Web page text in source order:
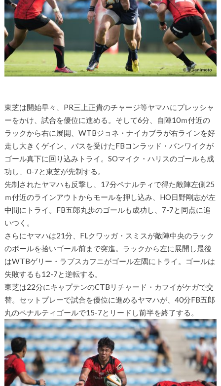
東芝は開始早々、PR三上正貴のチャージ等ヤマハにプレッシャ
ーをかけ、試合を優位に進める。そして6分、自陣10ｍ付近の
ラックから右に展開、WTBジョネ・ナイカブラが右ラインを好
走し大きくゲイン、パスを受けたFBコンラッド・バンワイクが
ゴール真下に回り込みトライ。SOマイク・ハリスのゴールも成
功し、0-7と東芝が先制する。
先制されたヤマハも反撃し、17分ペナルティで得た敵陣左側25
ｍ付近のラインアウトからモールを押し込み、HO日野剛志が左
中間にトライ。FB五郎丸歩のゴールも成功し、7-7と同点に追
いつく。
さらにヤマハは21分、FLクワッガ・スミスが敵陣中央のラック
のボールを拾いゴール前まで突進。ラックから左に展開し最後
はWTBゲリー・ラブスカフニがゴール左隅にトライ。ゴールは
失敗するも12-7と逆転する。
東芝は22分にキャプテンのCTBリチャード・カフイがケガで交
替。セットプレーで試合を優位に進めるヤマハが、40分FB五郎
丸のペナルティゴールで15-7とリードし前半を終了する。